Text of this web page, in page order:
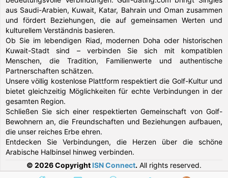
aus Saudi-Arabien, Kuwait, Katar, Bahrain und Oman zusammen
und fördert Beziehungen, die auf gemeinsamen Werten und
kulturellem Verständnis basieren.
Ob Sie im lebendigen Riad, modernen Doha oder historischen
Kuwait-Stadt sind – verbinden Sie sich mit kompatiblen
Menschen, die Tradition, Familienwerte und authentische
Partnerschaften schätzen.
Unsere völlig kostenlose Plattform respektiert die Golf-Kultur und
bietet gleichzeitig Möglichkeiten für echte Verbindungen in der
gesamten Region.
Schließen Sie sich einer respektierten Gemeinschaft von Golf-
Bewohnern an, die Freundschaften und Beziehungen aufbauen,
die unser reiches Erbe ehren.
Entdecken Sie Verbindungen, die Herzen über die schöne
Arabische Halbinsel hinweg verbinden.
© 2026 Copyright ISN Connect. All rights reserved.